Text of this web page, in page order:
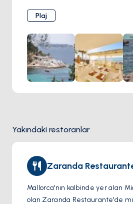
kumlu ve kristal berraklığında
plaja sahiptir.
Plaj
Yakındaki restoranlar
Zaranda
Mallorca'nın kalbinde yer alan
olan Zaranda Restaurante'de